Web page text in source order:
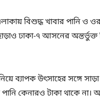
বিশুদ্ধ খাবার পানি ও
ঢাকা-৭ আসনের অন্তর্ভুক্ত
ব্যাপক উৎসাহের সঙ্গে
কেনারও টাকা থাকে না।